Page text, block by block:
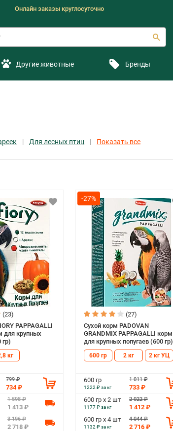
Онлайн заказы круглосуточно
Другие животные Бренды
Для лесных птиц Показать все
(23)
PAPPAGALLI
для крупных
гр)
кг
799 ₽
734 ₽
1 598 ₽
1 413 ₽
3 196 ₽
2 718 ₽
-27%
(27)
Сухой корм PADOVAN
GRANDMIX PAPPAGALLI корм
для крупных попугаев (600 гр)
600 гр 2 кг 2 кг УЦ
600 гр
1222 ₽ за кг
1 011 ₽
733 ₽
600 гр х 2 шт
1177 ₽ за кг
2 022 ₽
1 412 ₽
600 гр х 4 шт
1132 ₽ за кг
4 044 ₽
2 716 ₽